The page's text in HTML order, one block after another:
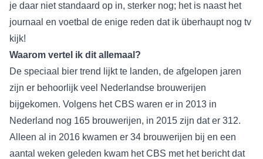
je daar niet standaard op in, sterker nog; het is naast het
journaal en voetbal de enige reden dat ik überhaupt nog tv
kijk!
Waarom vertel ik dit allemaal?
De speciaal bier trend lijkt te landen, de afgelopen jaren
zijn er behoorlijk veel Nederlandse brouwerijen
bijgekomen. Volgens het CBS waren er in 2013 in
Nederland nog 165 brouwerijen, in 2015 zijn dat er 312.
Alleen al in 2016 kwamen er 34 brouwerijen bij en een
aantal weken geleden kwam het CBS met het bericht dat